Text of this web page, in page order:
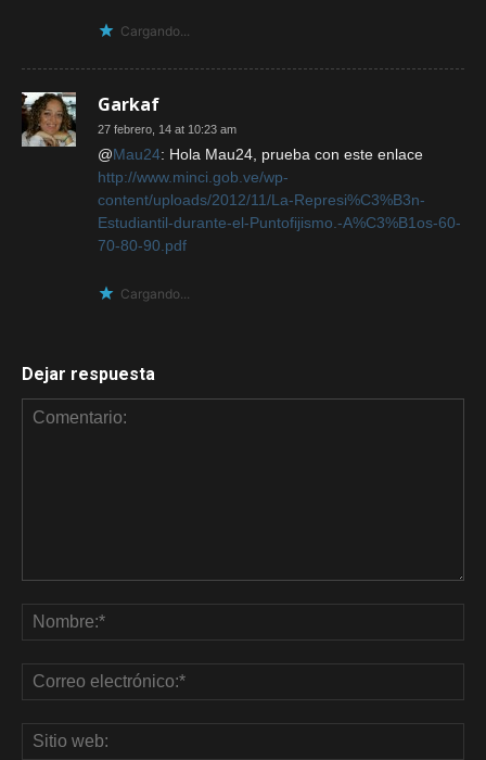
Cargando...
Garkaf
27 febrero, 14 at 10:23 am
@Mau24: Hola Mau24, prueba con este enlace
http://www.minci.gob.ve/wp-
content/uploads/2012/11/La-Represi%C3%B3n-
Estudiantil-durante-el-Puntofijismo.-A%C3%B1os-60-
70-80-90.pdf
Cargando...
Dejar respuesta